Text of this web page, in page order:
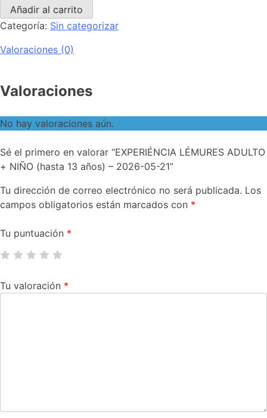
Añadir al carrito
Categoría: Sin categorizar
Valoraciones (0)
Valoraciones
No hay valoraciones aún.
Sé el primero en valorar “EXPERIÉNCIA LÉMURES ADULTO
+ NIÑO (hasta 13 años) – 2026-05-21”
Tu dirección de correo electrónico no será publicada. Los
campos obligatorios están marcados con *
Tu puntuación *
Tu valoración *